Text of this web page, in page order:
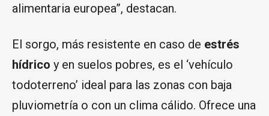
alimentaria europea”, destacan.
El sorgo, más resistente en caso de estrés
hídrico y en suelos pobres, es el ‘vehículo
todoterreno’ ideal para las zonas con baja
pluviometría o con un clima cálido. Ofrece una